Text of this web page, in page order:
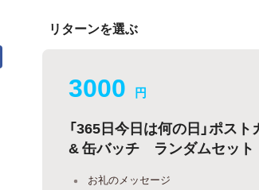
リターンを選ぶ
3000 円
「365日今日は何の日」ポスト
& 缶バッチ ランダムセット
お礼のメッセージ